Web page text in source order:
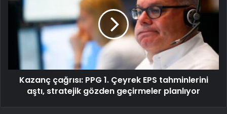
Kazanç çağrısı: PPG 1. Çeyrek EPS tahminlerini
aştı, stratejik gözden geçirmeler planlıyor